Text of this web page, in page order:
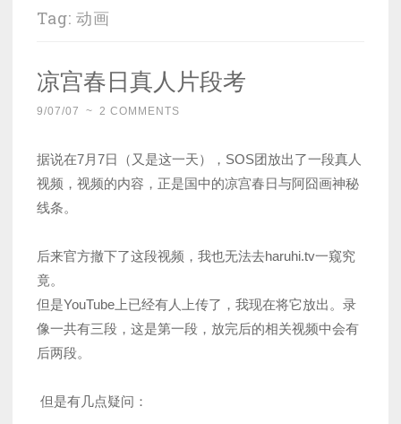
Tag: 动画
凉宫春日真人片段考
9/07/07 ~ 2 COMMENTS
据说在7月7日（又是这一天），SOS团放出了一段真人
视频，视频的内容，正是国中的凉宫春日与阿囧画神秘
线条。
后来官方撤下了这段视频，我也无法去haruhi.tv一窥究
竟。
但是YouTube上已经有人上传了，我现在将它放出。录
像一共有三段，这是第一段，放完后的相关视频中会有
后两段。
但是有几点疑问：